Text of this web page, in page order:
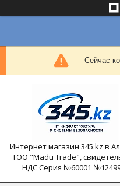
Сейчас
Интернет магазин 345.kz в
ТОО "Madu Trade",
НДС Серия №60001